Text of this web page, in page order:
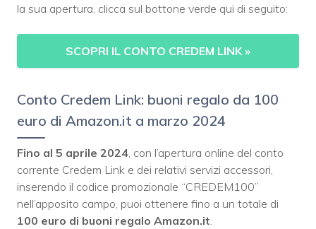
la sua apertura, clicca sul bottone verde qui di seguito:
SCOPRI IL CONTO CREDEM LINK»
Conto Credem Link: buoni regalo da 100
euro di Amazon.it a marzo 2024
Fino al 5 aprile 2024, con l’apertura online del conto
corrente Credem Link e dei relativi servizi accessori,
inserendo il codice promozionale “CREDEM100”
nell’apposito campo, puoi ottenere fino a un totale di
100 euro di buoni regalo Amazon.it.